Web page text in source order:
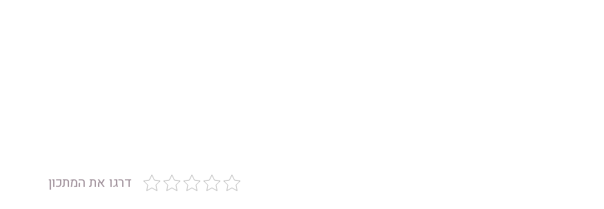
דרגו את המתכון